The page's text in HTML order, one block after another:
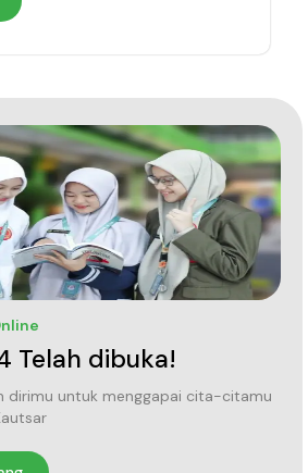
Telah dibuka!
dirimu untuk menggapai cita-citamu